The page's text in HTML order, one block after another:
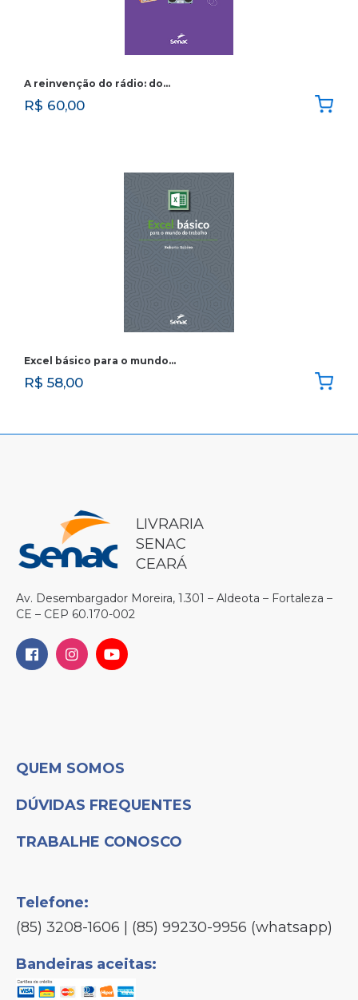
A reinvenção do rádio: do…
R$ 60,00
Excel básico para o mundo…
R$ 58,00
LIVRARIA
SENAC
CEARÁ
Av. Desembargador Moreira, 1.301 – Aldeota – Fortaleza –
CE – CEP 60.170-002
QUEM SOMOS
DÚVIDAS FREQUENTES
TRABALHE CONOSCO
Telefone:
(85) 3208-1606 | (85) 99230-9956 (whatsapp)
Bandeiras aceitas: